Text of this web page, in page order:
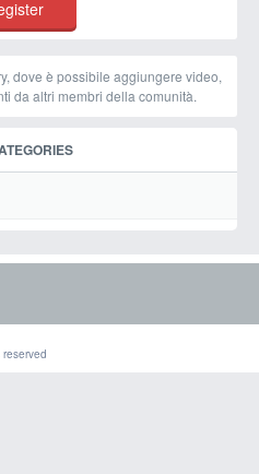
dove è possibile aggiungere video,
da altri membri della comunità.